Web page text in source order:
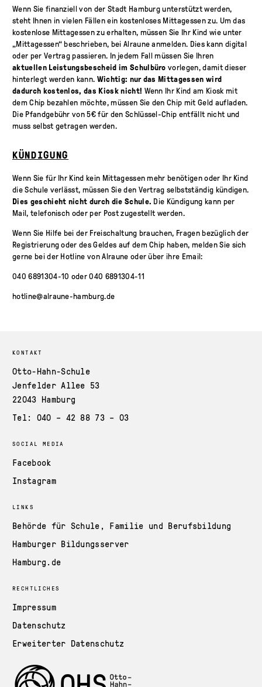
Wenn Sie finanziell von der Stadt Hamburg unterstützt werden,
steht Ihnen in vielen Fällen ein kostenloses Mittagessen zu. Um das
kostenlose Mittagessen zu erhalten, müssen Sie Ihr Kind wie unter
„Mittagessen“ beschrieben, bei Alraune anmelden. Dies kann digital
oder per Vertrag passieren. In jedem Fall müssen Sie Ihren
aktuellen Leistungsbescheid im Schulbüro vorlegen, damit dieser
hinterlegt werden kann. Wichtig: nur das Mittagessen wird
dadurch kostenlos, das Kiosk nicht! Wenn Ihr Kind am Kiosk mit
dem Chip bezahlen möchte, müssen Sie den Chip mit Geld aufladen.
Die Pfandgebühr von 5€ für den Schlüssel-Chip entfällt nicht und
muss selbst getragen werden.
KÜNDIGUNG
Wenn Sie für Ihr Kind kein Mittagessen mehr benötigen oder Ihr Kind
die Schule verlässt, müssen Sie den Vertrag selbstständig kündigen.
Dies geschieht nicht durch die Schule. Die Kündigung kann per
Mail, telefonisch oder per Post zugestellt werden.
Wenn Sie Hilfe bei der Freischaltung brauchen, Fragen bezüglich der
Registrierung oder des Geldes auf dem Chip haben, melden Sie sich
gerne bei der Hotline von Alraune oder über ihre Email:
040 6891304-10 oder 040 6891304-11
hotline@alraune-hamburg.de
KONTAKT
Otto-Hahn-Schule
Jenfelder Allee 53
22043 Hamburg
Tel: 040 – 42 88 73 – 03
SOCIAL MEDIA
Facebook
Instagram
LINKS
Behörde für Schule, Familie und Berufsbildung
Hamburger Bildungsserver
Hamburg.de
RECHTLICHES
Impressum
Datenschutz
Erweiterter Datenschutz